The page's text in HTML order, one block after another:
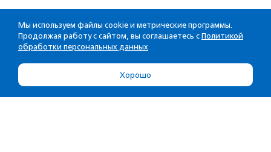
Мы используем файлы cookie и метрические программы.
Продолжая работу с сайтом, вы соглашаетесь с Политикой
обработки персональных данных
Хорошо